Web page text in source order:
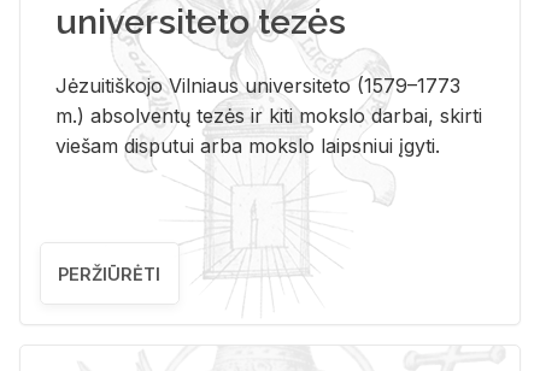
universiteto tezės
Jėzuitiškojo Vilniaus universiteto (1579–1773
m.) absolventų tezės ir kiti mokslo darbai, skirti
viešam disputui arba mokslo laipsniui įgyti.
PERŽIŪRĖTI